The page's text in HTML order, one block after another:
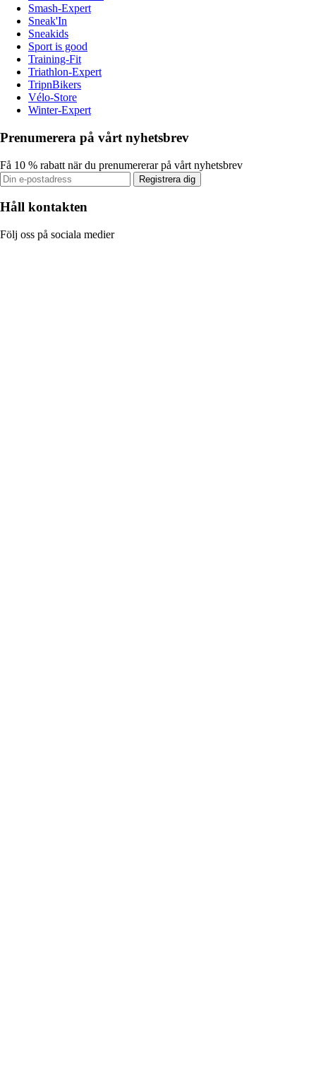
Smash-Expert
Sneak'In
Sneakids
Sport is good
Training-Fit
Triathlon-Expert
TripnBikers
Vélo-Store
Winter-Expert
Prenumerera på vårt nyhetsbrev
Få 10 % rabatt när du prenumererar på vårt nyhetsbrev
Registrera dig
Håll kontakten
Följ oss på sociala medier